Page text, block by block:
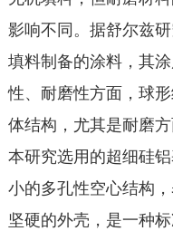
影响不同。据舒尔兹
填料制备的涂料，其
性、耐磨性方面，球
体结构，尤其是耐磨
本研究选用的超细硅
小的多孔性空心结构
坚硬的外壳，是一种